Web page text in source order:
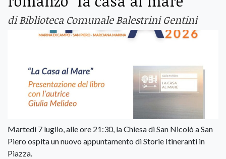
di Biblioteca Comunale Balestrini Gentini
Martedì 7 luglio, alle ore 21:30, la Chiesa di San Nicolò a San
Piero ospita un nuovo appuntamento di Storie Itineranti in
Piazza.